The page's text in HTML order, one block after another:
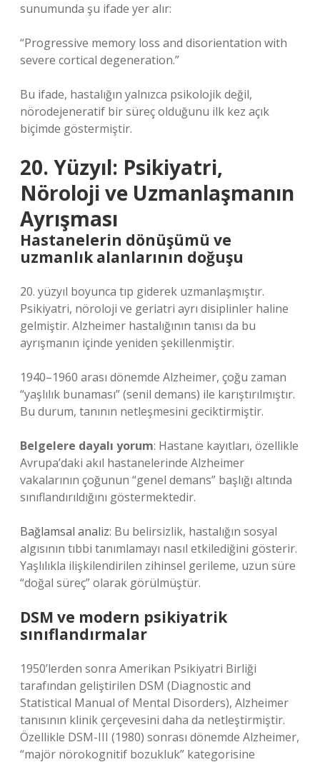
sunumunda şu ifade yer alır:
“Progressive memory loss and disorientation with
severe cortical degeneration.”
Bu ifade, hastalığın yalnızca psikolojik değil,
nörodejeneratif bir süreç olduğunu ilk kez açık
biçimde göstermiştir.
20. Yüzyıl: Psikiyatri,
Nöroloji ve Uzmanlaşmanın
Ayrışması
Hastanelerin dönüşümü ve
uzmanlık alanlarının doğuşu
20. yüzyıl boyunca tıp giderek uzmanlaşmıştır.
Psikiyatri, nöroloji ve geriatri ayrı disiplinler haline
gelmiştir. Alzheimer hastalığının tanısı da bu
ayrışmanın içinde yeniden şekillenmiştir.
1940–1960 arası dönemde Alzheimer, çoğu zaman
“yaşlılık bunaması” (senil demans) ile karıştırılmıştır.
Bu durum, tanının netleşmesini geciktirmiştir.
Belgelere dayalı yorum: Hastane kayıtları, özellikle
Avrupa’daki akıl hastanelerinde Alzheimer
vakalarının çoğunun “genel demans” başlığı altında
sınıflandırıldığını göstermektedir.
Bağlamsal analiz: Bu belirsizlik, hastalığın sosyal
algısının tıbbi tanımlamayı nasıl etkilediğini gösterir.
Yaşlılıkla ilişkilendirilen zihinsel gerileme, uzun süre
“doğal süreç” olarak görülmüştür.
DSM ve modern psikiyatrik
sınıflandırmalar
1950’lerden sonra Amerikan Psikiyatri Birliği
tarafından geliştirilen DSM (Diagnostic and
Statistical Manual of Mental Disorders), Alzheimer
tanısının klinik çerçevesini daha da netleştirmiştir.
Özellikle DSM-III (1980) sonrası dönemde Alzheimer,
“majör nörokognitif bozukluk” kategorisine